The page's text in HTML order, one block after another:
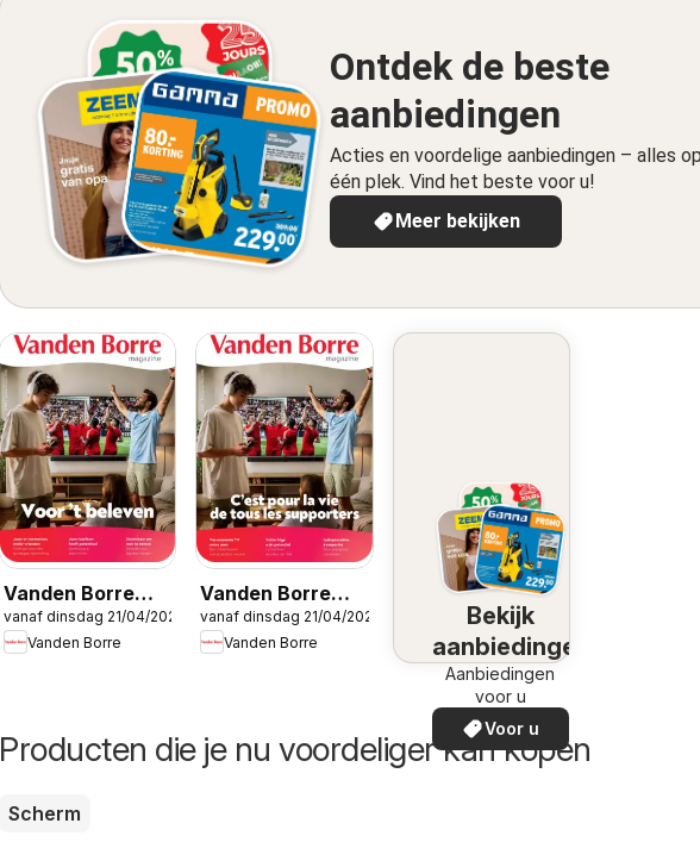
Ontdek de beste
aanbiedingen
Acties en voordelige aanbiedingen – alles
één plek. Vind het beste voor u!
Meer bekijken
Vanden Borre
Folder
vanaf dinsdag 21/04/2026
Vanden Borre
Vanden Borre
Publicité
vanaf dinsdag 21/04/2026
Vanden Borre
Bekijk
aanbiedingen
Aanbiedingen
voor u
Voor u
Producten die je nu voordeliger kan kopen
Scherm